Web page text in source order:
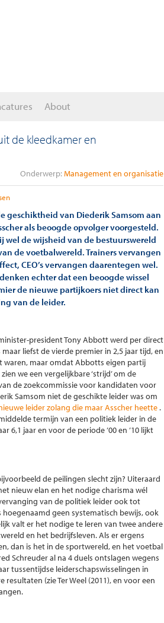
About
de kleedkamer en
Onderwerp: Management en organisatie
geschiktheid van Diederik Samsom aan
als beoogde opvolger voorgesteld.
de wijsheid van de bestuurswereld
de voetbalwereld. Trainers vervangen
CEO’s vervangen daarentegen wel.
echter dat een beoogde wissel
de nieuwe partijkoers niet direct kan
van de leider.
president Tony Abbott werd per direct
liefst de vierde premier in 2,5 jaar tijd, en
maar omdat Abbotts eigen partij
we een vergelijkbare ‘strijd’ om de
de zoekcommissie voor kandidaten voor
Samsom niet de geschikte leider was om
leider zolang die maar Asscher heette.
termijn van een politiek leider in de
6,1 jaar en voor de periode ’00 en ’10 lijkt
de peilingen slecht zijn? Uiteraard
nieuw elan en het nodige charisma wél
van de politiek leider ook tot
geen systematisch bewijs, ook
valt er het nodige te leren van twee andere
en het bedrijfsleven. Als er ergens
dan is het in de sportwereld, en het voetbal
Schreuder al na 4 duels ontslagen wegens
tussentijdse leiderschapswisselingen in
(zie Ter Weel (2011), en voor een